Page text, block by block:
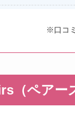
※口コ
（ペアー